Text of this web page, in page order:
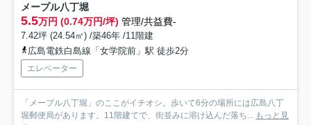
メープル八丁堀
5.5万円 (0.74万円/坪) 管理/共益費-
7.42坪 (24.54㎡) /築46年 /11階建
広島電鉄白島線「女学院前」駅 徒歩2分
エレベーター
「メープル八丁堀」のここがイチオシ。歩いて6分の場所には広島八丁
堀郵便局があります。11階建てで、街並みに溶け込んだ落ち... もっと見